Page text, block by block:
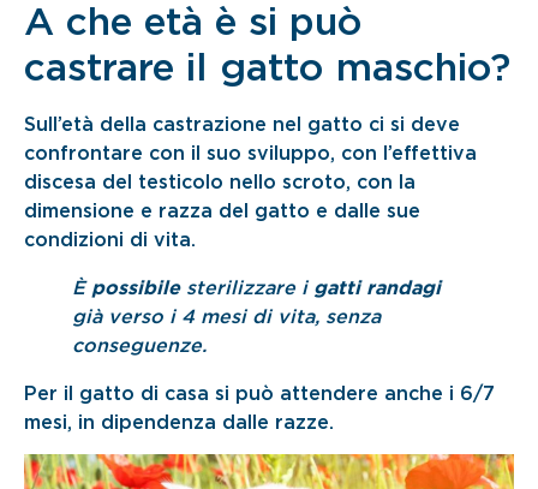
A che età è si può
castrare il gatto maschio?
Sull’età della castrazione nel gatto ci si deve
confrontare con il suo sviluppo, con l’effettiva
discesa del testicolo nello scroto, con la
dimensione e razza del gatto e dalle sue
condizioni di vita.
È possibilesterilizzare i gatti randagi
già verso i 4 mesi di vita, senza
conseguenze.
Per il gatto di casa si può attendere anche i 6/7
mesi, in dipendenza dalle razze.